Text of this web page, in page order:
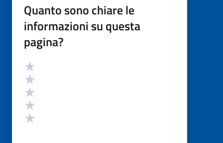
Quanto sono chiare le
informazioni su questa
pagina?
Valutazione